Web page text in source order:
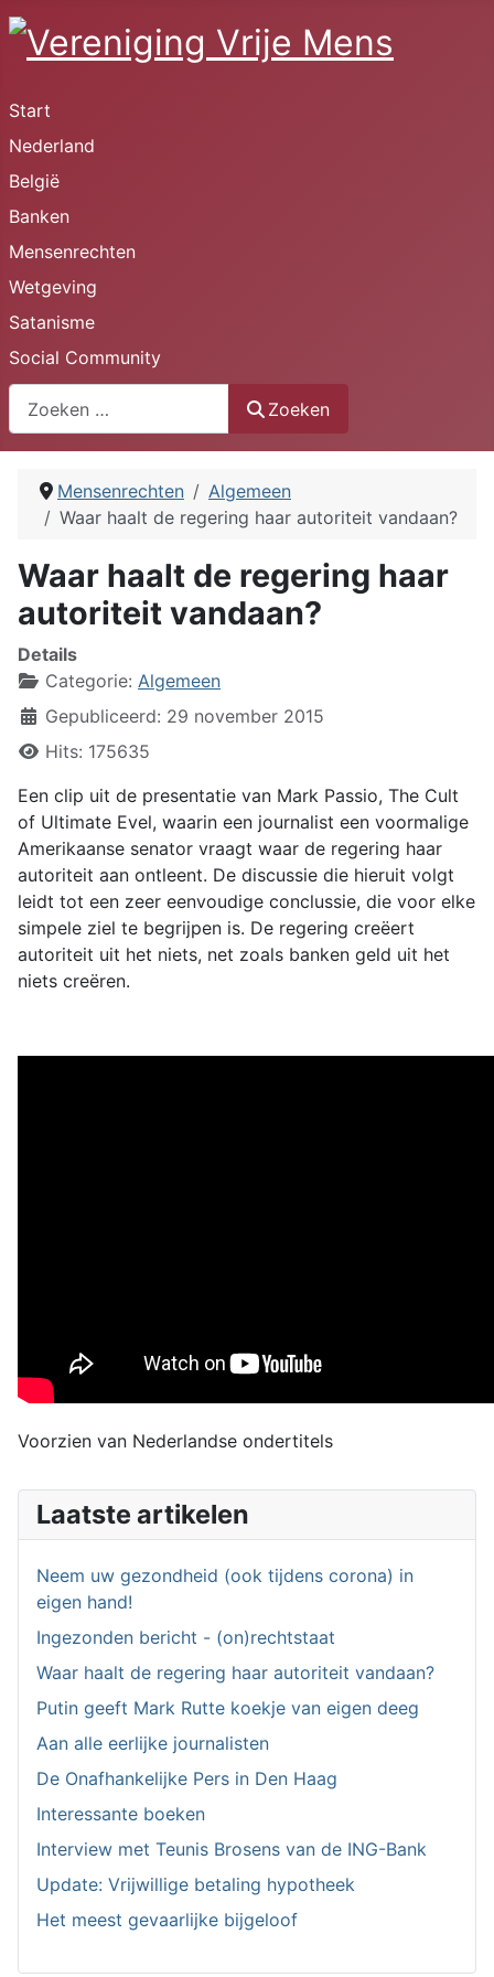
Start
Nederland
België
Banken
Mensenrechten
Wetgeving
Satanisme
Social Community
Zoeken
Mensenrechten
Algemeen
Waar haalt de regering haar autoriteit vandaan?
Waar haalt de regering haar
autoriteit vandaan?
Details
Categorie: Algemeen
Gepubliceerd: 29 november 2015
Hits: 175635
Een clip uit de presentatie van Mark Passio, The Cult
of Ultimate Evel, waarin een journalist een voormalige
Amerikaanse senator vraagt waar de regering haar
autoriteit aan ontleent. De discussie die hieruit volgt
leidt tot een zeer eenvoudige conclussie, die voor elke
simpele ziel te begrijpen is. De regering creëert
autoriteit uit het niets, net zoals banken geld uit het
niets creëren.
Voorzien van Nederlandse ondertitels
Laatste artikelen
Neem uw gezondheid (ook tijdens corona) in
eigen hand!
Ingezonden bericht - (on)rechtstaat
Waar haalt de regering haar autoriteit vandaan?
Putin geeft Mark Rutte koekje van eigen deeg
Aan alle eerlijke journalisten
De Onafhankelijke Pers in Den Haag
Interessante boeken
Interview met Teunis Brosens van de ING-Bank
Update: Vrijwillige betaling hypotheek
Het meest gevaarlijke bijgeloof